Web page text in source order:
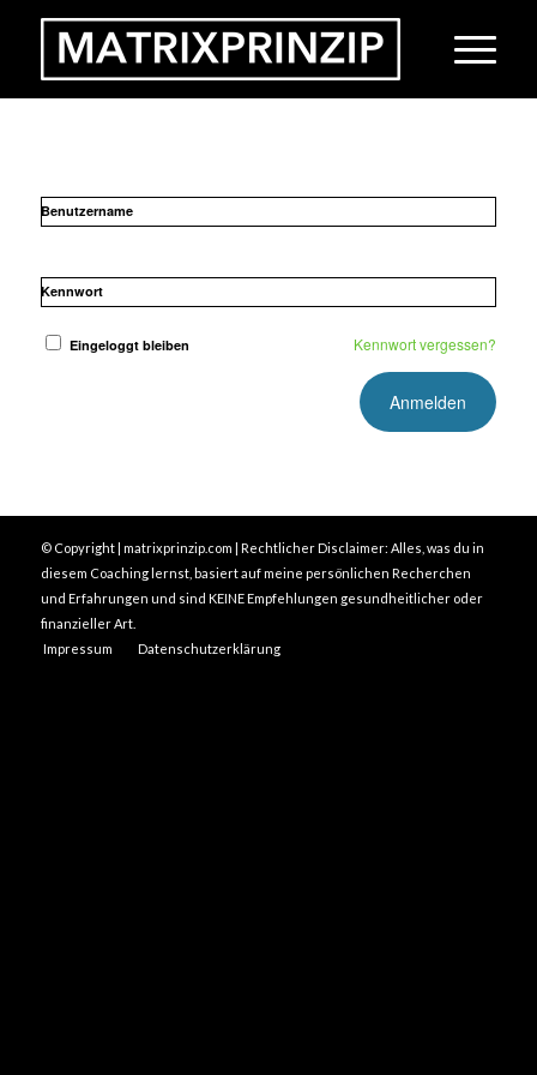
Benutzername
Kennwort
Eingeloggt bleiben Kennwort vergessen?
© Copyright | matrixprinzip.com | Rechtlicher Disclaimer: Alles, was du in
diesem Coaching lernst, basiert auf meine persönlichen Recherchen
und Erfahrungen und sind KEINE Empfehlungen gesundheitlicher oder
finanzieller Art.
Impressum
Datenschutzerklärung